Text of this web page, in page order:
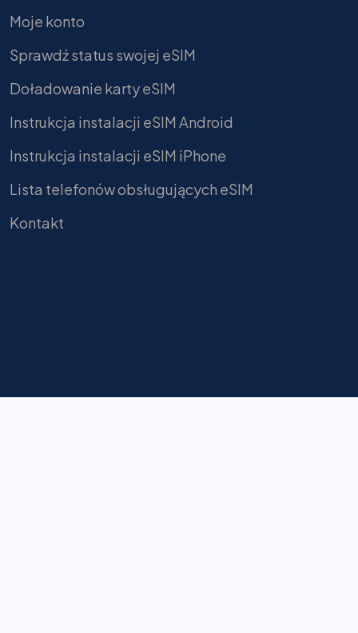
Moje konto
Sprawdź status swojej eSIM
Doładowanie karty eSIM
Instrukcja instalacji eSIM Android
Instrukcja instalacji eSIM iPhone
Lista telefonów obsługujących eSIM
Kontakt